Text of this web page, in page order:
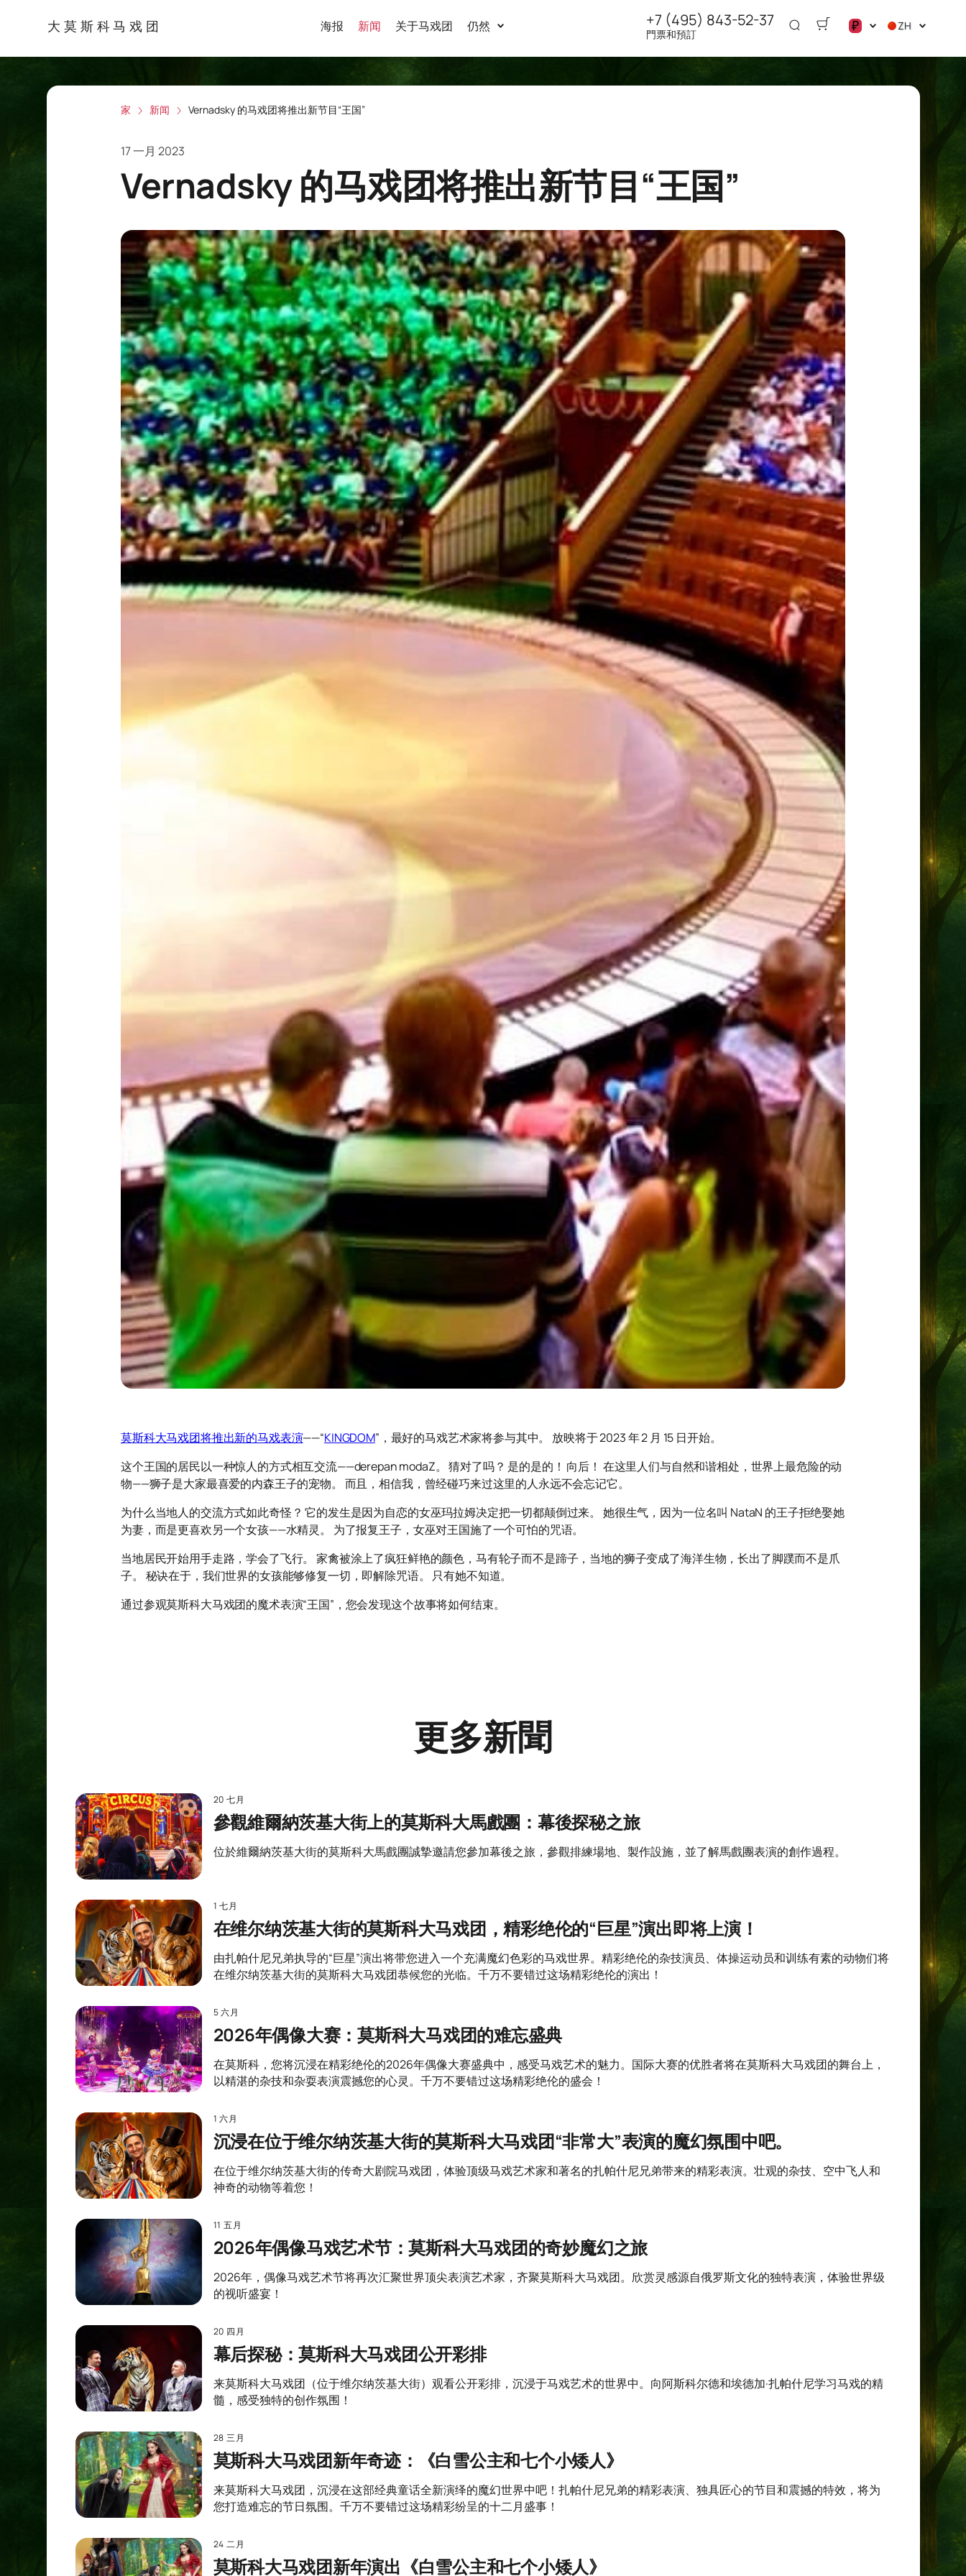
大莫斯科马戏团 海报 新闻 关于马戏团 仍然 +7 (495) 843-52-37
門票和預訂 ₽
.د.ب
ZH
家 新闻 Vernadsky 的马戏团将推出新节目“王国”
17 一月 2023
Vernadsky 的马戏团将推出新节目“王国”
莫斯科大马戏团将推出新的马戏表演——“KINGDOM”，最好的马戏艺术家将参与其中。 放映将于 2023 年 2 月 15 日开始。
这个王国的居民以一种惊人的方式相互交流——derepan modaZ。 猜对了吗？ 是的是的！ 向后！ 在这里人们与自然和谐相处，世界上最危险的动
物——狮子是大家最喜爱的内森王子的宠物。 而且，相信我，曾经碰巧来过这里​​的人永远不会忘记它。
为什么当地人的交流方式如此奇怪？ 它的发生是因为自恋的女巫玛拉姆决定把一切都颠倒过来。 她很生气，因为一位名叫 NataN 的王子拒绝娶她
为妻，而是更喜欢另一个女孩——水精灵。 为了报复王子，女巫对王国施了一个可怕的咒语。
当地居民开始用手走路，学会了飞行。 家禽被涂上了疯狂鲜艳的颜色，马有轮子而不是蹄子，当地的狮子变成了海洋生物，长出了脚蹼而不是爪
子。 秘诀在于，我们世界的女孩能够修复一切，即解除咒语。 只有她不知道。
通过参观莫斯科大马戏团的魔术表演“王国”，您会发现这个故事将如何结束。
更多新聞
20 七月
參觀維爾納茨基大街上的莫斯科大馬戲團：幕後探秘之旅
位於維爾納茨基大街的莫斯科大馬戲團誠摯邀請您參加幕後之旅，參觀排練場地、製作設施，並了解馬戲團表演的創作過程。
1 七月
在维尔纳茨基大街的莫斯科大马戏团，精彩绝伦的“巨星”演出即将上演！
由扎帕什尼兄弟执导的“巨星”演出将带您进入一个充满魔幻色彩的马戏世界。精彩绝伦的杂技演员、体操运动员和训练有素的动物们将
在维尔纳茨基大街的莫斯科大马戏团恭候您的光临。千万不要错过这场精彩绝伦的演出！
5 六月
2026年偶像大赛：莫斯科大马戏团的难忘盛典
在莫斯科，您将沉浸在精彩绝伦的2026年偶像大赛盛典中，感受马戏艺术的魅力。国际大赛的优胜者将在莫斯科大马戏团的舞台上，
以精湛的杂技和杂耍表演震撼您的心灵。千万不要错过这场精彩绝伦的盛会！
1 六月
沉浸在位于维尔纳茨基大街的莫斯科大马戏团“非常大”表演的魔幻氛围中吧。
在位于维尔纳茨基大街的传奇大剧院马戏团，体验顶级马戏艺术家和著名的扎帕什尼兄弟带来的精彩表演。壮观的杂技、空中飞人和
神奇的动物等着您！
11 五月
2026年偶像马戏艺术节：莫斯科大马戏团的奇妙魔幻之旅
2026年，偶像马戏艺术节将再次汇聚世界顶尖表演艺术家，齐聚莫斯科大马戏团。欣赏灵感源自俄罗斯文化的独特表演，体验世界级
的视听盛宴！
20 四月
幕后探秘：莫斯科大马戏团公开彩排
来莫斯科大马戏团（位于维尔纳茨基大街）观看公开彩排，沉浸于马戏艺术的世界中。向阿斯科尔德和埃德加·扎帕什尼学习马戏的精
髓，感受独特的创作氛围！
28 三月
莫斯科大马戏团新年奇迹：《白雪公主和七个小矮人》
来莫斯科大马戏团，沉浸在这部经典童话全新演绎的魔幻世界中吧！扎帕什尼兄弟的精彩表演、独具匠心的节目和震撼的特效，将为
您打造难忘的节日氛围。千万不要错过这场精彩纷呈的十二月盛事！
24 二月
莫斯科大马戏团新年演出《白雪公主和七个小矮人》